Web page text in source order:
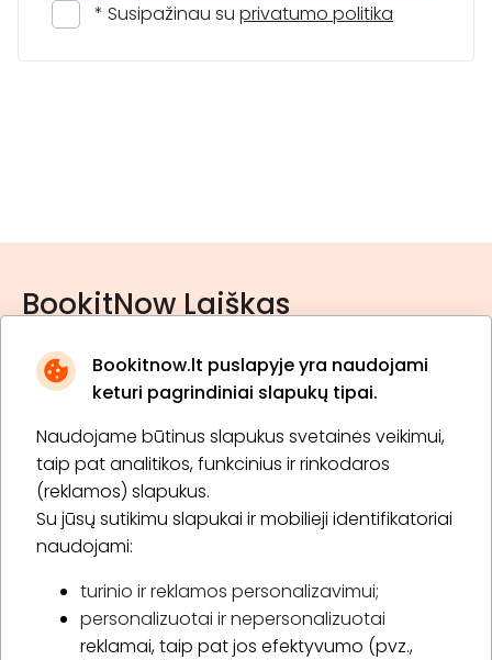
Bookitnow.lt puslapyje yra naudojami
keturi pagrindiniai slapukų tipai.
Naudojame būtinus slapukus svetainės veikimui,
taip pat analitikos, funkcinius ir rinkodaros
(reklamos) slapukus.
Su jūsų sutikimu slapukai ir mobilieji identifikatoriai
naudojami:
turinio ir reklamos personalizavimui;
personalizuotai ir nepersonalizuotai
reklamai, taip pat jos efektyvumo (pvz.,
* Susipažinau su privatumo politika
BookitNow Laiškas
* Susipažinau su privatumo politika
Prenumeruoti
Apie „BookitNow“